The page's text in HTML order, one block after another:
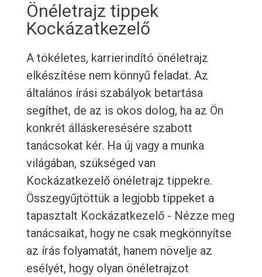
Önéletrajz tippek
Kockázatkezelő
A tökéletes, karrierindító önéletrajz
elkészítése nem könnyű feladat. Az
általános írási szabályok betartása
segíthet, de az is okos dolog, ha az Ön
konkrét álláskeresésére szabott
tanácsokat kér. Ha új vagy a munka
világában, szükséged van
Kockázatkezelő önéletrajz tippekre.
Összegyűjtöttük a legjobb tippeket a
tapasztalt Kockázatkezelő - Nézze meg
tanácsaikat, hogy ne csak megkönnyítse
az írás folyamatát, hanem növelje az
esélyét, hogy olyan önéletrajzot